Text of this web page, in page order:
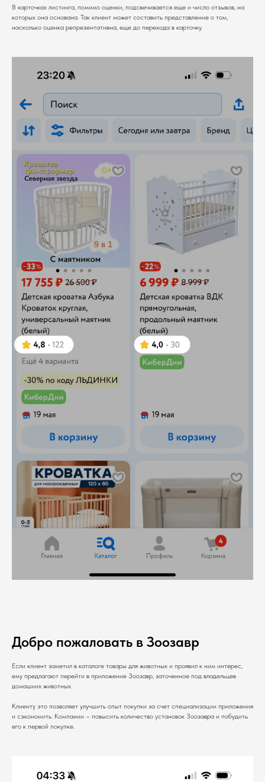
В карточках листинга, помимо оценки, подсвечивается еще и число отзывов, на
которых она основана. Так клиент может составить представление о том,
насколько оценка репрезентативна, еще до перехода в карточку.
Добро пожаловать в Зоозавр
Если клиент заметил в каталоге товары для животных и проявил к ним интерес,
ему предлагают перейти в приложение Зоозавр, заточенное под владельцев
домашних животных.
Клиенту это позволяет улучшить опыт покупки за счет специализации приложения
и сэкономить. Компании – повысить количество установок Зоозавра и побудить
его к первой покупке.